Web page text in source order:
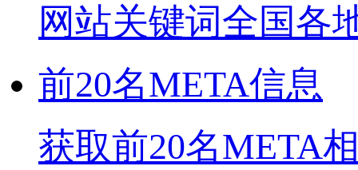
网站关键词全国各
前20名META信息
获取前20名META